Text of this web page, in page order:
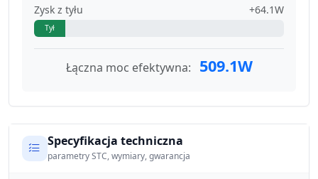
Zysk z tyłu +64.1W
Tył
Łączna moc efektywna: 509.1W
Specyfikacja techniczna
parametry STC, wymiary, gwarancja